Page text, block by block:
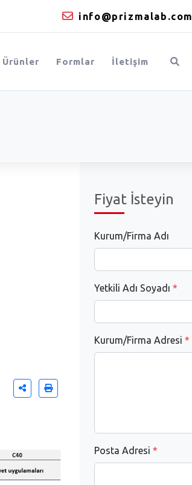
info@prizmalab.com
Ürünler Formlar İletişim
Fiyat İsteyin
Kurum/Firma Adı
Yetkili Adı Soyadı *
Kurum/Firma Adresi *
Posta Adresi *